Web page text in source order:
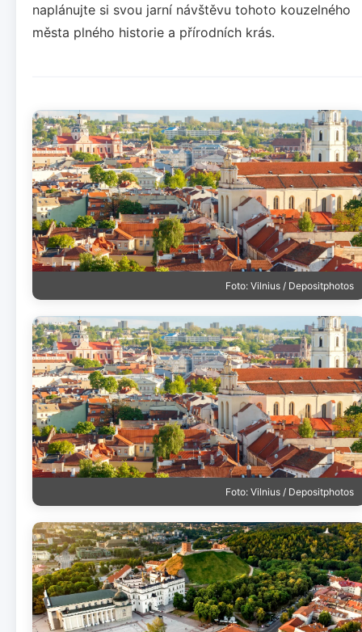
naplánujte si svou jarní návštěvu tohoto kouzelného
města plného historie a přírodních krás.
Foto: Vilnius / Depositphotos
Foto: Vilnius / Depositphotos